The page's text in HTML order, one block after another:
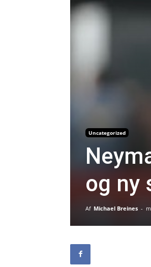
Uncategorized
og ny
Af Michael Breines -